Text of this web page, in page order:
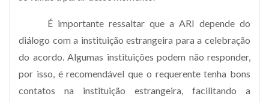
É importante ressaltar que a ARI depende do
diálogo com a instituição estrangeira para a celebração
do acordo. Algumas instituições podem não responder,
por isso, é recomendável que o requerente tenha bons
contatos na instituição estrangeira, facilitando a